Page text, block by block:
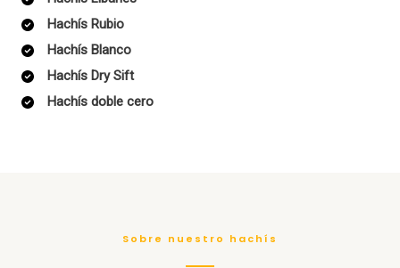
Hachís Rubio
Hachís Blanco
Hachís Dry Sift
Hachís doble cero
Sobre nuestro hachís